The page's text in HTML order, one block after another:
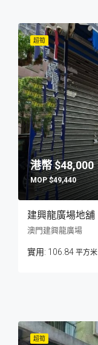
超筍
$48,000
$49,440
建興龍廣場地舖
澳門建興龍廣場
106.84 平方米
超筍